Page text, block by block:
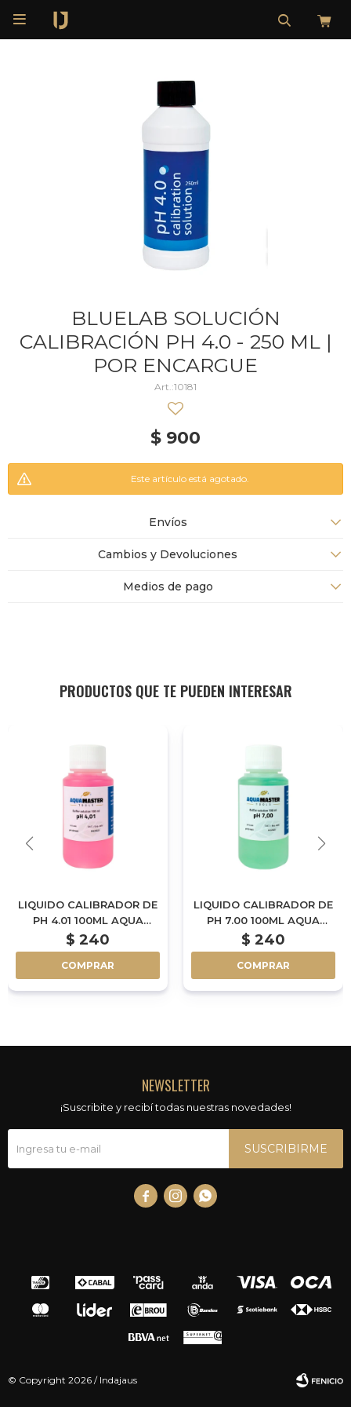

BLUELAB SOLUCIÓN
CALIBRACIÓN PH 4.0 - 250 ML |
POR ENCARGUE
10181
$ 900
Este artículo está agotado.
Envíos
Cambios y Devoluciones
Medios de pago
PRODUCTOS QUE TE PUEDEN INTERESAR
LIQUIDO CALIBRADOR DE
PH 4.01 100ML AQUA
MASTER TOOLS
$ 240
COMPRAR
LIQUIDO CALIBRADOR DE
PH 7.00 100ML AQUA
MASTER TOOLS
$ 240
COMPRAR
NEWSLETTER
¡Suscribite y recibí todas nuestras novedades!
SUSCRIBIRME
  
© Copyright 2026 / Indajaus